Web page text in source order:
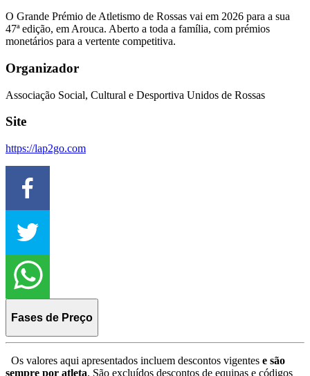
O Grande Prémio de Atletismo de Rossas vai em 2026 para a sua
47ª edição, em Arouca. Aberto a toda a família, com prémios
monetários para a vertente competitiva.
Organizador
Associação Social, Cultural e Desportiva Unidos de Rossas
Site
https://lap2go.com
Fases de Preço
Os valores aqui apresentados incluem descontos vigentes e são
sempre por atleta. São excluídos descontos de equipas e códigos